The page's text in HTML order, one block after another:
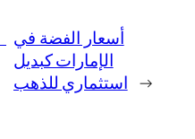
أسعار الفضة في
الإمارات كبديل
استثماري للذهب →